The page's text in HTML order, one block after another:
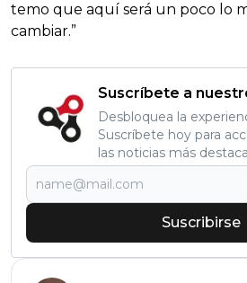
temo que aquí será un poco lo
cambiar.”
Suscríbete a
Desbloquea la
Suscríbete hoy para
las noticias más
Suscribirse